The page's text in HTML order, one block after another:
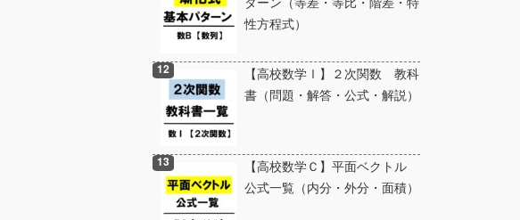
性方程式）
【高校数学Ⅰ】２次関数 教科
書（問題・解答・公式・解説）
【高校数学Ｃ】平面ベクトル
公式一覧（内分・外分・面積）